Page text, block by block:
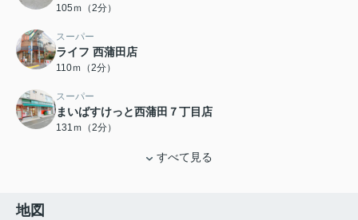
105ｍ（2分）
スーパー
ライフ 西蒲田店
110ｍ（2分）
スーパー
まいばすけっと西蒲田７丁目店
131ｍ（2分）
すべて見る
地図